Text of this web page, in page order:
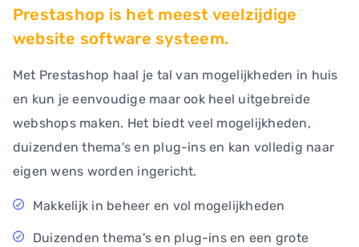
Prestashop is het meest veelzijdige
website software systeem.
Met Prestashop haal je tal van mogelijkheden in huis
en kun je eenvoudige maar ook heel uitgebreide
webshops maken. Het biedt veel mogelijkheden,
duizenden thema's en plug-ins en kan volledig naar
eigen wens worden ingericht.
Makkelijk in beheer en vol mogelijkheden
Duizenden thema's en plug-ins en een grote